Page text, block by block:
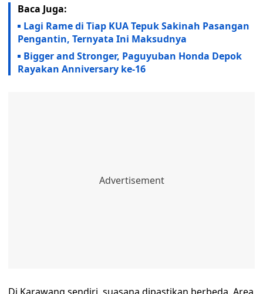
Baca Juga:
Lagi Rame di Tiap KUA Tepuk Sakinah Pasangan
Pengantin, Ternyata Ini Maksudnya
Bigger and Stronger, Paguyuban Honda Depok
Rayakan Anniversary ke-16